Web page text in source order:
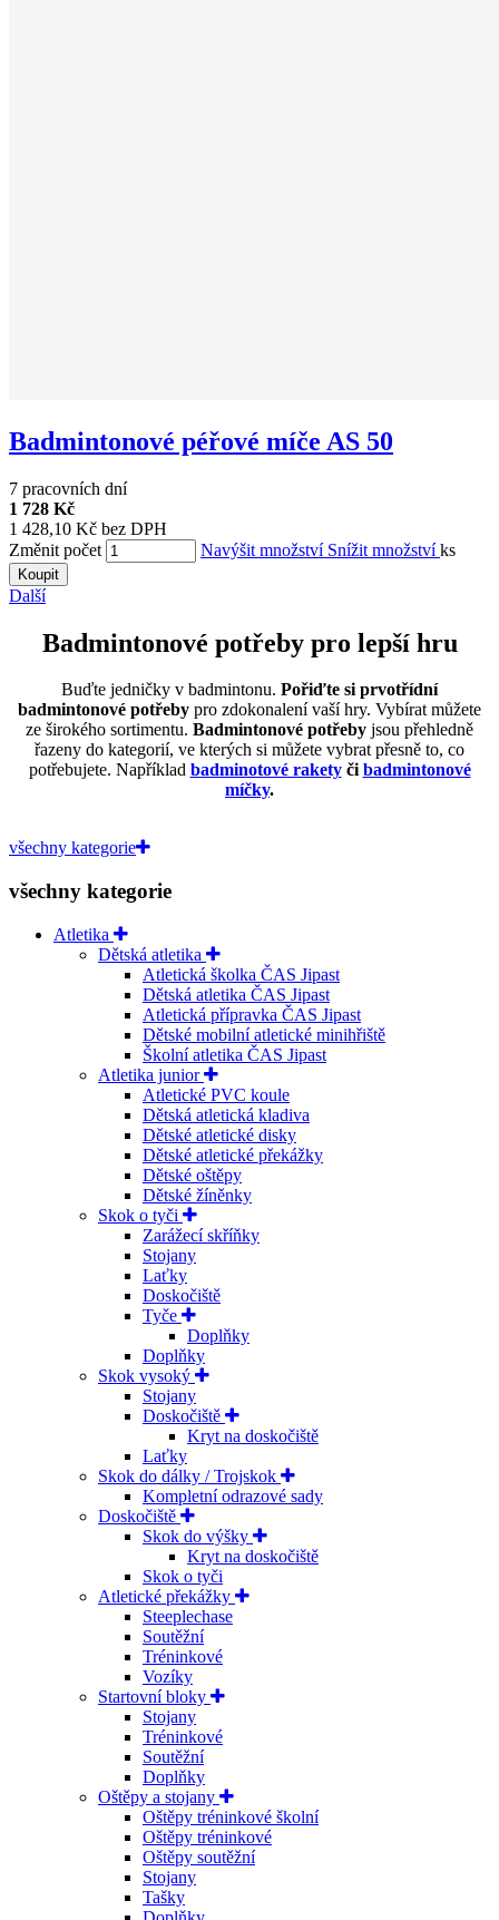
Badmintonové péřové míče AS 50
7 pracovních dní
1 728 Kč
1 428,10 Kč bez DPH
Změnit počet
Navýšit množství Snížit množstvíks
Koupit
Další
Badmintonové potřeby pro lepší hru
Buďte jedničky v badmintonu. Pořiďte si prvotřídní
badmintonové potřeby pro zdokonalení vaší hry. Vybírat můžete
ze širokého sortimentu. Badmintonové potřeby jsou přehledně
řazeny do kategorií, ve kterých si můžete vybrat přesně to, co
potřebujete. Například badminotové raketyčibadmintonové
míčky.
všechny kategorie
všechny kategorie
Atletika
Dětská atletika
Atletická školka ČAS Jipast
Dětská atletika ČAS Jipast
Atletická přípravka ČAS Jipast
Dětské mobilní atletické minihřiště
Školní atletika ČAS Jipast
Atletika junior
Atletické PVC koule
Dětská atletická kladiva
Dětské atletické disky
Dětské atletické překážky
Dětské oštěpy
Dětské žíněnky
Skok o tyči
Zarážecí skříňky
Stojany
Laťky
Doskočiště
Tyče
Doplňky
Doplňky
Skok vysoký
Stojany
Doskočiště
Kryt na doskočiště
Laťky
Skok do dálky / Trojskok
Kompletní odrazové sady
Doskočiště
Skok do výšky
Kryt na doskočiště
Skok o tyči
Atletické překážky
Steeplechase
Soutěžní
Tréninkové
Vozíky
Startovní bloky
Stojany
Tréninkové
Soutěžní
Doplňky
Oštěpy a stojany
Oštěpy tréninkové školní
Oštěpy tréninkové
Oštěpy soutěžní
Stojany
Tašky